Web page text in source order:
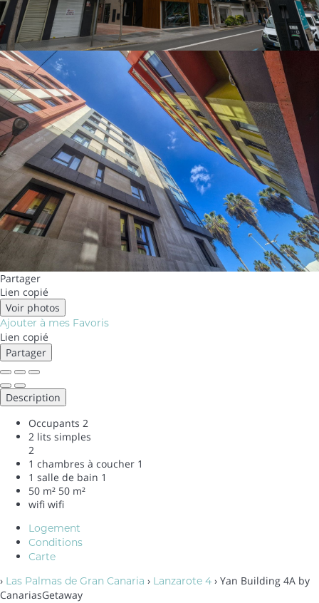
Partager
Lien copié
Voir photos
Ajouter à mes Favoris
Lien copié
Partager
Description
Occupants 2
2 lits simples
2
1 chambres à coucher 1
1 salle de bain 1
50 m² 50 m²
wifi wifi
Logement
Conditions
Carte
› Las Palmas de Gran Canaria › Lanzarote 4 › Yan Building 4A by
CanariasGetaway